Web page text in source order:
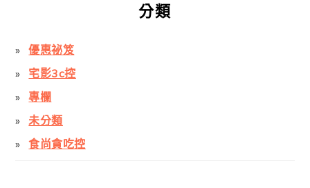
分類
優惠祕笈
宅影3c控
專欄
未分類
食尚貪吃控